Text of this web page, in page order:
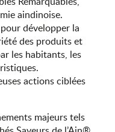
aindinoise.
pour développer la
des produits et
les habitants, les
actions ciblées
majeurs tels